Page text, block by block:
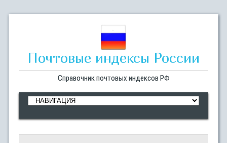
Почтовые индексы России
Справочник почтовых индексов РФ